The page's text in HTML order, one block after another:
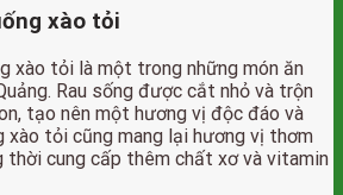
xào tỏi
xào tỏi là một trong những món ăn
Rau sống được cắt nhỏ và trộn
tạo nên một hương vị độc đáo và
xào tỏi cũng mang lại hương vị thơm
thời cung cấp thêm chất xơ và vitamin